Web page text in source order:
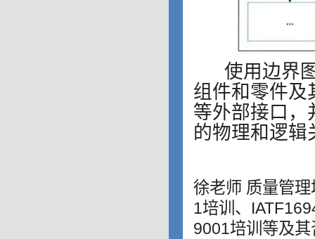
使用边界
组件和零件及
等外部接口，
的物理和逻辑
徐老师 质量管
1培训、
9001培训等及